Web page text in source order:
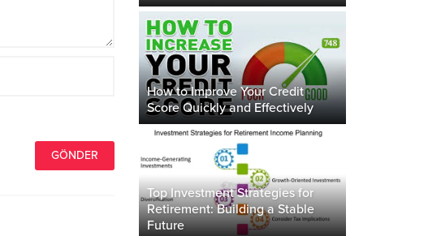
How to Improve Your Credit
Score Quickly and Effectively
Top Investment Strategies for
Retirement: Building a Stable
Future